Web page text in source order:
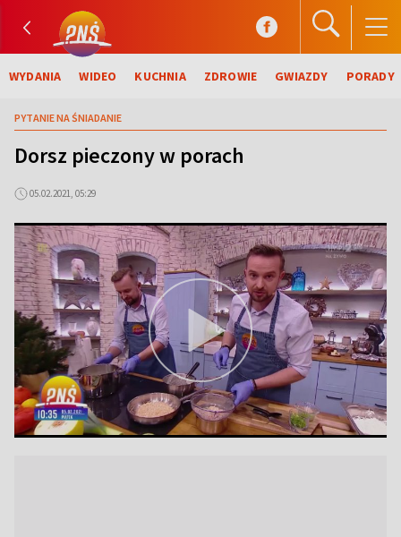
WYDANIA WIDEO KUCHNIA ZDROWIE GWIAZDY PORADY
PYTANIE NA ŚNIADANIE
Dorsz pieczony w porach
05.02.2021, 05:29